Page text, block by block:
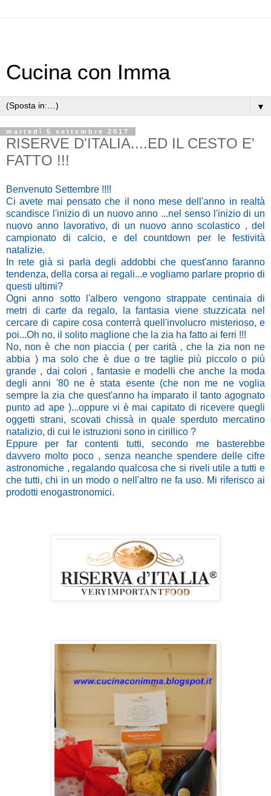
Cucina con Imma
▼
martedì 5 settembre 2017
RISERVE D'ITALIA....ED IL CESTO E'
FATTO !!!
Benvenuto Settembre !!!!
Ci avete mai pensato che il nono mese dell'anno in realtà
scandisce l'inizio di un nuovo anno ...nel senso l'inizio di un
nuovo anno lavorativo, di un nuovo anno scolastico , del
campionato di calcio, e del countdown per le festività
natalizie.
In rete già si parla degli addobbi che quest'anno faranno
tendenza, della corsa ai regali...e vogliamo parlare proprio di
questi ultimi?
Ogni anno sotto l'albero vengono strappate centinaia di
metri di carte da regalo, la fantasia viene stuzzicata nel
cercare di capire cosa conterrà quell'involucro misterioso, e
poi...Oh no, il solito maglione che la zia ha fatto ai ferri !!!
No, non è che non piaccia ( per carità , che la zia non ne
abbia ) ma solo che è due o tre taglie più piccolo o più
grande , dai colori , fantasie e modelli che anche la moda
degli anni '80 ne è stata esente (che non me ne voglia
sempre la zia che quest'anno ha imparato il tanto agognato
punto ad ape )...oppure vi è mai capitato di ricevere quegli
oggetti strani, scovati chissà in quale sperduto mercatino
natalizio, di cui le istruzioni sono in cirillico ?
Eppure per far contenti tutti, secondo me basterebbe
davvero molto poco , senza neanche spendere delle cifre
astronomiche , regalando qualcosa che si riveli utile a tutti e
che tutti, chi in un modo o nell'altro ne fa uso. Mi riferisco ai
prodotti enogastronomici.